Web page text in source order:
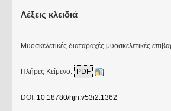
Λέξεις κλειδιά
Μυοσκελετικές διαταραχές μυοσκελετικές
Πλήρες Κείμενο: PDF
DOI: 10.18780/hjn.v53i2.1362